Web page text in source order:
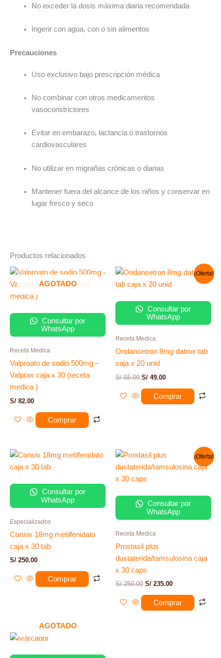
No exceder la dosis máxima diaria recomendada
Ingerir con agua, con o sin alimentos
Precauciones
Uso exclusivo bajo prescripción médica
No combinar con otros medicamentos
vasoconstrictores
Evitar en embarazo, lactancia o trastornos
cardiovasculares
No utilizar en migrañas crónicas o diarias
Mantener fuera del alcance de los niños y conservar en
lugar fresco y seco
Productos relacionados
AGOTADO
Consultar por
WhatsApp
Receta Medica
Valproato de sodio 500mg –
Valprax caja x 30 (receta
medica )
S/ 82.00
Comprar
¡Oferta!
Consultar por
WhatsApp
Receta Medica
Ondansetron 8mg datrox tab
caja x 20 unid
S/65.00
El
original
S/ 49.00
El
precio
actual
Comprar
Consultar por
WhatsApp
Especializados
Consiv 18mg metilfenidato
caja x 30 tab
S/ 250.00
Comprar
¡Oferta!
Consultar por
WhatsApp
Receta Medica
Prostasil plus
dustaterida/tamsulosina caja
x 30 caps
S/250.00
El
precio
original
era:
S/ 235.00
actual
Comprar
AGOTADO